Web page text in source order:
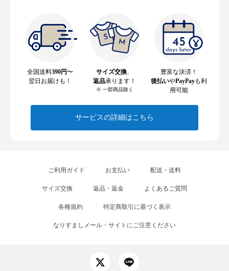
全国送料390円〜
翌日お届けも！
サイズ交換
返品承ります！
※ 一部商品除く
豊富な決済！
後払いやPayPayも利
用可能
サービスの詳細はこちら
ご利用ガイド お支払い 配送・送料
サイズ交換 返品・返金 よくあるご質問
各種規約 特定商取引に基づく表示
なりすましメール・サイトにご注意ください